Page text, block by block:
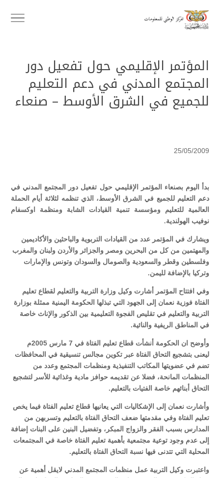
المؤتمر الإقليمي حول تفعيل دور
المجتمع المدني في دعم التعليم
للجميع في الشرق الأوسط – صنعاء
25/05/2009
بدأ اليوم بصنعاء المؤتمر الإقليمي حول تفعيل دور المجتمع المدني في
دعم التعليم للجميع في الشرق الأوسط، الذي تنظمه لثلاثة أيام الحملة
العالمية للتعليم ومؤسسة تنمية القيادات الشابة ومنظمة اوكسفام
نوفيب الهولندية.
ويشارك في المؤتمر عدد من القيادات التربوية والباحثين والأكاديمين
والمهتمين من كل من البحرين ومصر والجزائر والأردن ولبنان والمغرب
وفلسطين وقطر والسعودية والصومال والسودان وتونس والإمارات
وتركيا بالإضافة لليمن.
وفي افتتاح المؤتمر أشارت وكيل وزارة التربية والتعليم لقطاع تعليم
الفتاة فوزية نعمان إلى الجهود التي تبذلها الحكومة اليمنية ممثلة بوزارة
التربية والتعليم في تقليص الفجوة التعليمية بين الذكور والإناث خاصة
في المناطق الريفية والنائية.
وأوضح ان الحكومة أنشأت قطاع تعليم الفتاة في 7 مارس 2005م
ليعنى بتشجيع التحاق الفتاة عبر تكوين مجالس تنسيقية في المحافظات
تضم في عضويتها المكاتب التنفيذية ومنظمات المجتمع وعدد من
المنظمات المانحة، فضلا عن تقديمه حوافز مادية وغذائية للأسر لتشجيع
التحاق أبنائهم خاصة الفتيات بالتعليم.
وأشارت نعمان إلى الإشكاليات التي يعانيها قطاع تعليم الفتاة فيما يخص
تعليم الفتاة وفي مقدمتها ضعف التحاق الفتاة بالتعليم وتسربهن من
المدارس بسبب الفقر والزواج المبكر، وتفضيل البنين على البنات إضافة
إلى عدم وجود توعية مجتمعية بأهمية تعليم الفتاة خاصة في المجتمعات
المحلية التي تتدنى فيها نسبة التحاق الفتاة بالتعليم.
واعتبرت وكيل التربية عمل منظمات المجتمع المدني لايقل أهمية عن